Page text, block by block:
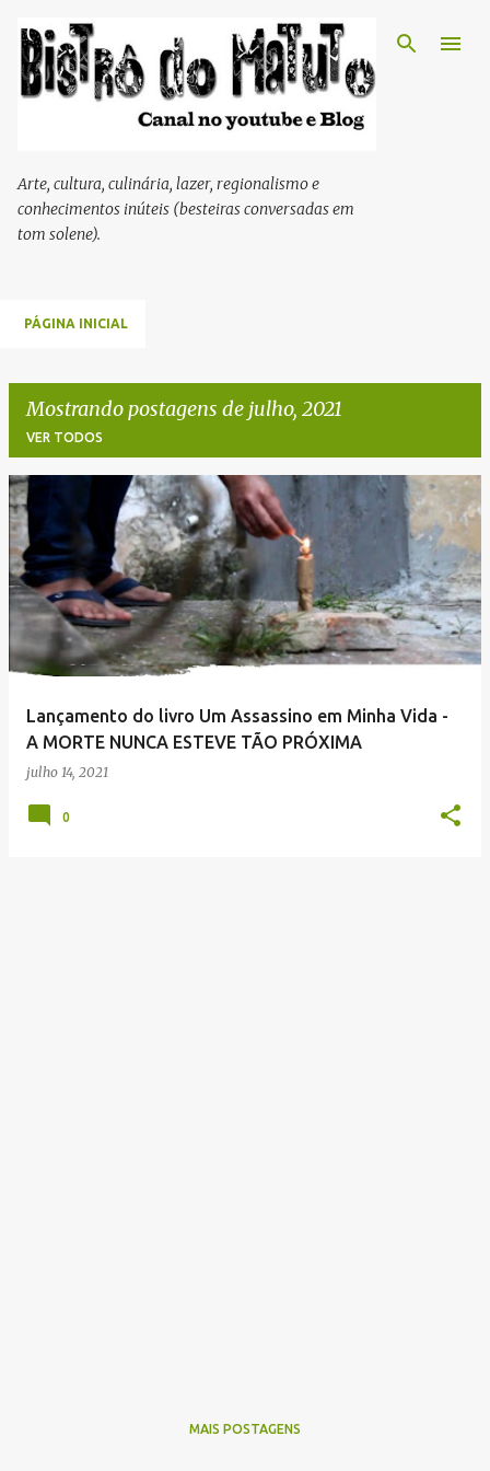
Pular para o conteúdo principal
Arte, cultura, culinária, lazer, regionalismo e
conhecimentos inúteis (besteiras conversadas em
tom solene).
PÁGINA INICIAL
Mostrando postagens de julho, 2021
VER TODOS
P
o
s
t
a
g
Lançamento do livro Um Assassino em Minha Vida -
A MORTE NUNCA ESTEVE TÃO PRÓXIMA
julho 14, 2021
0
MAIS POSTAGENS